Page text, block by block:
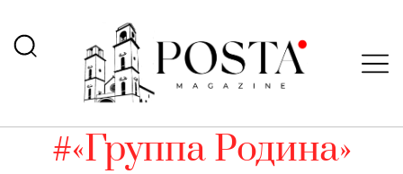
#«Группа Родина»